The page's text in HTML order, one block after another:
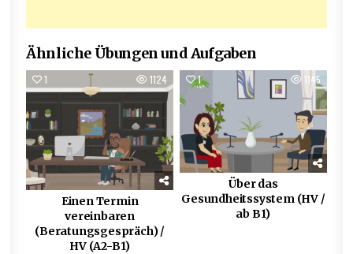
Ähnliche Übungen und Aufgaben
1 1124
Einen Termin
vereinbaren
(Beratungsgespräch) /
HV (A2-B1)
1 1145
Über das
Gesundheitssystem (HV /
ab B1)